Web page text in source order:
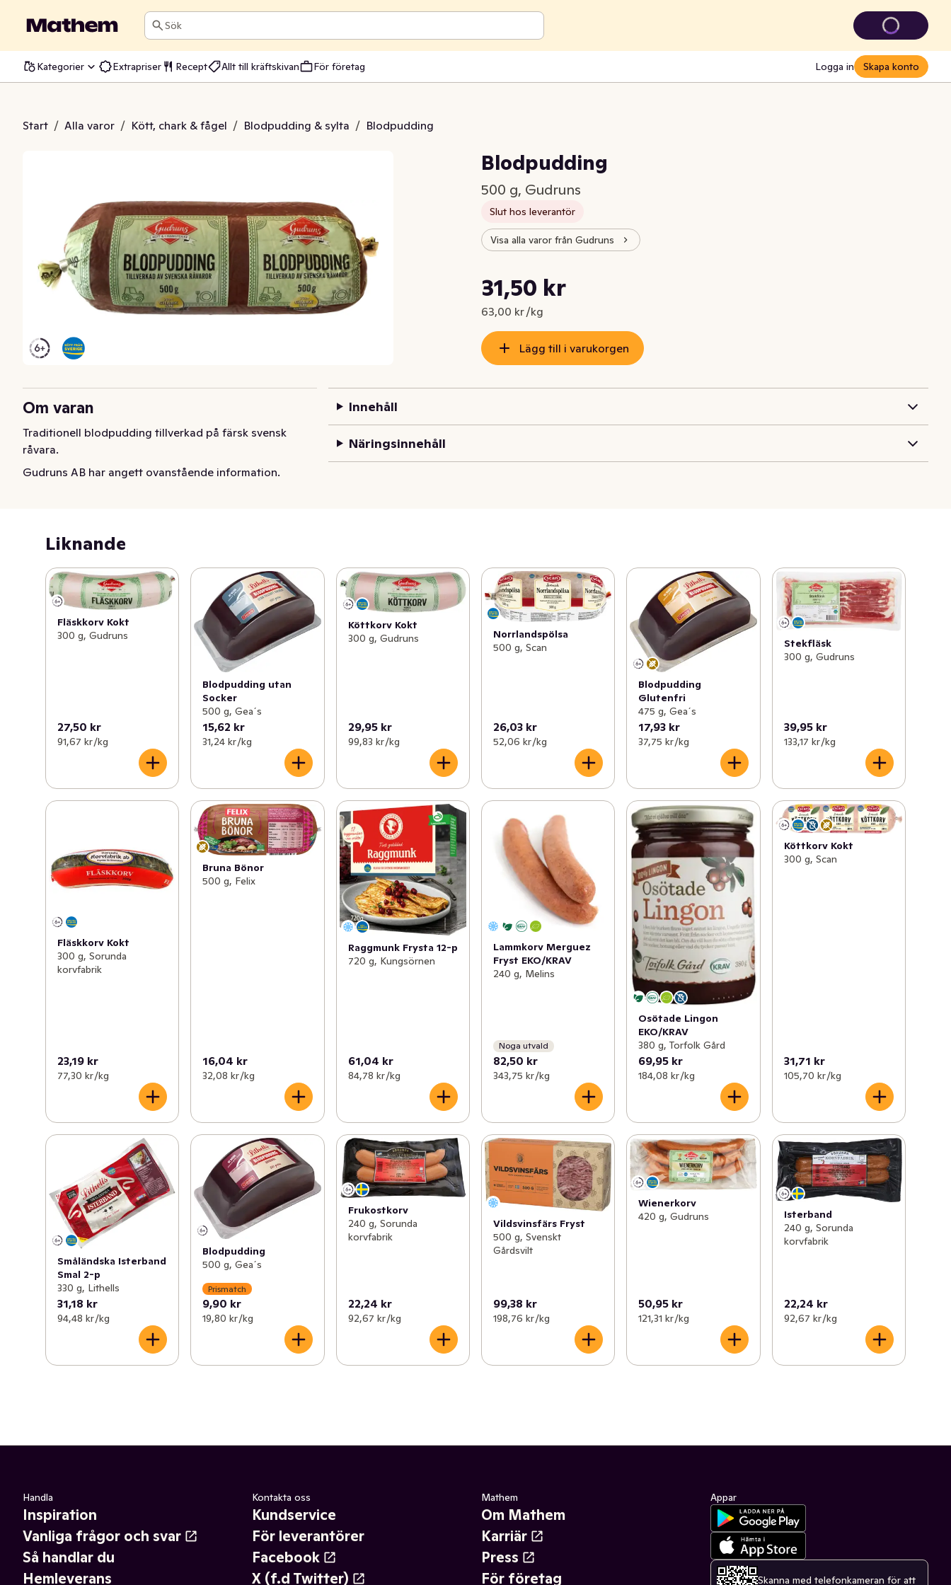
Sök
Kategorier Extrapriser Recept Allt till kräftskivan För företag Logga in Skapa konto
Start / Alla varor / Kött, chark & fågel / Blodpudding & sylta / Blodpudding
Blodpudding
500 g, Gudruns
Slut hos leverantör
Visa alla varor från Gudruns
Nuvarande pris är: 31,50 kr
31,50 kr
63,00 kr /kg
Styckpris: 63,00 kr /kg
Lägg till i varukorgen
Om varan
Traditionell blodpudding tillverkad på färsk svensk
råvara.
Gudruns AB har angett ovanstående information.
Innehåll
Näringsinnehåll
Liknande
Fläskkorv Kokt
300 g, Gudruns
27,50 kr
91,67 kr /kg
Blodpudding utan
Socker
500 g, Gea´s
15,62 kr
31,24 kr /kg
Köttkorv Kokt
300 g, Gudruns
29,95 kr
99,83 kr /kg
Norrlandspölsa
500 g, Scan
26,03 kr
52,06 kr /kg
Blodpudding
Glutenfri
475 g, Gea´s
17,93 kr
37,75 kr /kg
Stekfläsk
300 g, Gudruns
39,95 kr
133,17 kr /kg
Fläskkorv Kokt
300 g, Sorunda
korvfabrik
23,19 kr
77,30 kr /kg
Bruna Bönor
500 g, Felix
16,04 kr
32,08 kr /kg
Raggmunk Frysta 12-p
720 g, Kungsörnen
61,04 kr
84,78 kr /kg
Lammkorv Merguez
Fryst EKO/KRAV
240 g, Melins
Noga utvald
82,50 kr
343,75 kr /kg
Osötade Lingon
EKO/KRAV
380 g, Torfolk Gård
69,95 kr
184,08 kr /kg
Köttkorv Kokt
300 g, Scan
31,71 kr
105,70 kr /kg
Småländska Isterband
Smal 2-p
330 g, Lithells
31,18 kr
94,48 kr /kg
Blodpudding
500 g, Gea´s
Prismatch
9,90 kr
19,80 kr /kg
Frukostkorv
240 g, Sorunda
korvfabrik
22,24 kr
92,67 kr /kg
Vildsvinsfärs Fryst
500 g, Svenskt
Gårdsvilt
99,38 kr
198,76 kr /kg
Wienerkorv
420 g, Gudruns
50,95 kr
121,31 kr /kg
Isterband
240 g, Sorunda
korvfabrik
22,24 kr
92,67 kr /kg
Handla
Inspiration
Vanliga frågor och svar
Så handlar du
Hemleverans
Kontakta oss
Kundservice
För leverantörer
Facebook
X (f.d Twitter)
Mathem
Om Mathem
Karriär
Press
För företag
Appar
Skanna med telefonkameran för att